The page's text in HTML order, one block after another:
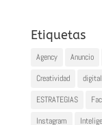
Etiquetas
Agency Anuncio
Creatividad
digital
ESTRATEGIAS
Instagram